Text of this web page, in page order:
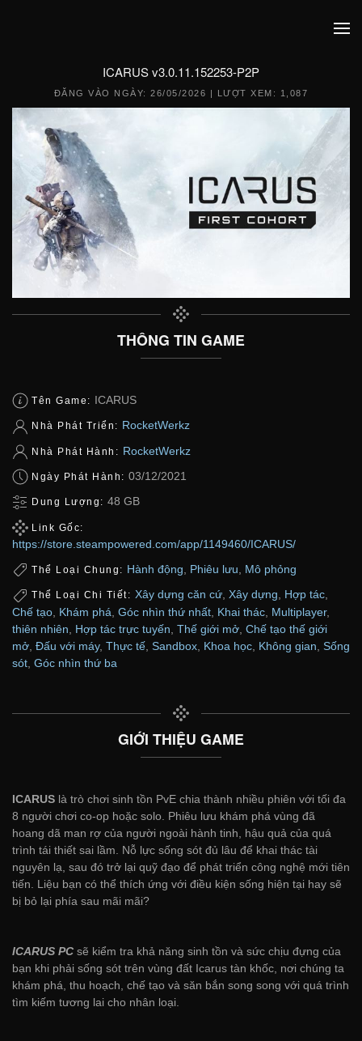
ICARUS v3.0.11.152253-P2P
ĐĂNG VÀO NGÀY:26/05/2026 | LƯỢT XEM: 1,087
THÔNG TIN GAME
Tên Game: ICARUS
Nhà Phát Triển: RocketWerkz
Nhà Phát Hành: RocketWerkz
Ngày Phát Hành: 03/12/2021
Dung Lượng: 48 GB
Link Gốc:
https://store.steampowered.com/app/1149460/ICARUS/
Thể Loại Chung: Hành động Phiêu lưu Mô phỏng
Thể Loại Chi Tiết: Xây dựng căn cứ, Xây dựng, Hợp tác,
Chế tạo Khám phá Góc nhìn thứ nhất Khai thác Multiplayer,
thiên nhiên
Hợp tác trực tuyến Thế giới mở Chế tạo thế giới
mở Đấu với máy, Thực tế Sandbox Khoa học Không gian Sống
sót Góc nhìn thứ ba
GIỚI THIỆU GAME
ICARUS là trò chơi sinh tồn PvE chia thành nhiều phiên với tối đa
8 người chơi co-op hoặc solo. Phiêu lưu khám phá vùng đã
hoang dã man rợ của người ngoài hành tinh, hậu quả của quá
trình tái thiết sai lầm. Nỗ lực sống sót đủ lâu để khai thác tài
nguyên lạ, sau đó trở lại quỹ đạo để phát triển công nghệ mới tiên
tiến. Liệu bạn có thể thích ứng với điều kiện sống hiện tại hay sẽ
bị bỏ lại phía sau mãi mãi?
ICARUS PC sẽ kiểm tra khả năng sinh tồn và sức chịu đựng của
bạn khi phải sống sót trên vùng đất Icarus tàn khốc, nơi chúng ta
khám phá, thu hoạch, chế tạo và săn bắn song song với quá trình
tìm kiếm tương lai cho nhân loại.